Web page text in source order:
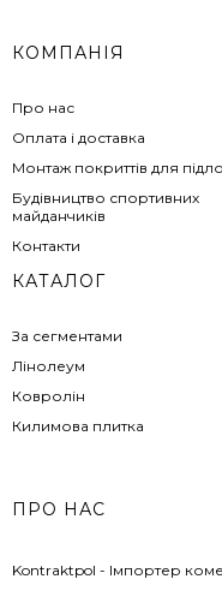
КОМПАНІЯ
Про нас
Оплата і доставка
Монтаж покриттів для
Будівництво спортивних
майданчиків
Контакти
КАТАЛОГ
За сегментами
Лінолеум
Ковролін
Килимова плитка
ПРО НАС
Kontraktpol - Імпортер